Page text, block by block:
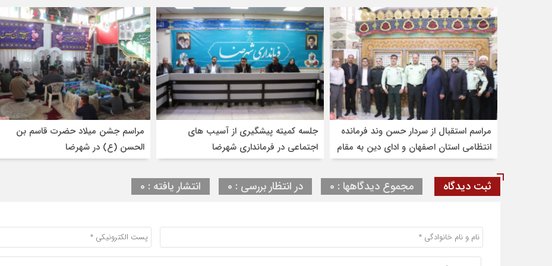
مراسم استقبال از سردار حسن وند فرمانده
انتظامی استان اصفهان و ادای دین به مقام
شامخ شهدا و امامزاده شاهرضا(ع)
جلسه کمیته پیشگیری از آسیب های
اجتماعی در فرمانداری شهرضا
مراسم جشن میلاد حضرت قاسم بن
الحسن (ع) در شهرضا
ثبت دیدگاه مجموع دیدگاهها : 0 در انتظار بررسی : 0 انتشار یافته : 0